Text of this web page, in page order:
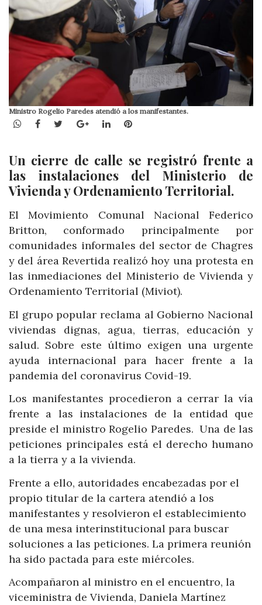
Ministro Rogelio Paredes atendió a los manifestantes.
WhatsApp
Facebook
TwitterGoogle+LinkedInPinterest
Un cierre de calle se registró frente a
las instalaciones del Ministerio de
Vivienda y Ordenamiento Territorial.
El Movimiento Comunal Nacional Federico
Britton, conformado principalmente por
comunidades informales del sector de Chagres
y del área Revertida realizó hoy una protesta en
las inmediaciones del Ministerio de Vivienda y
Ordenamiento Territorial (Miviot).
El grupo popular reclama al Gobierno Nacional
viviendas dignas, agua, tierras, educación y
salud. Sobre este último exigen una urgente
ayuda internacional para hacer frente a la
pandemia del coronavirus Covid-19.
Los manifestantes procedieron a cerrar la vía
frente a las instalaciones de la entidad que
preside el ministro Rogelio Paredes. Una de las
peticiones principales está el derecho humano
a la tierra y a la vivienda.
Frente a ello, autoridades encabezadas por el
propio titular de la cartera atendió a los
manifestantes y resolvieron el establecimiento
de una mesa interinstitucional para buscar
soluciones a las peticiones. La primera reunión
ha sido pactada para este miércoles.
Acompañaron al ministro en el encuentro, la
viceministra de Vivienda, Daniela Martínez